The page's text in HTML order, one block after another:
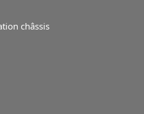
châssis